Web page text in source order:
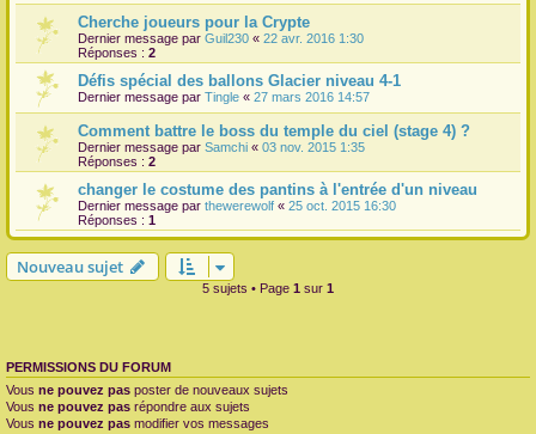
Cherche joueurs pour la Crypte
Dernier message par Guil230 « 22 avr. 2016 1:30
Réponses : 2
Défis spécial des ballons Glacier niveau 4-1
Dernier message par Tingle « 27 mars 2016 14:57
Comment battre le boss du temple du ciel (stage 4) ?
Dernier message par Samchi « 03 nov. 2015 1:35
Réponses : 2
changer le costume des pantins à l'entrée d'un niveau
Dernier message par thewerewolf « 25 oct. 2015 16:30
Réponses : 1
Nouveau sujet
5 sujets • Page 1 sur 1
PERMISSIONS DU FORUM
Vous ne pouvez pas poster de nouveaux sujets
Vous ne pouvez pas répondre aux sujets
Vous ne pouvez pas modifier vos messages